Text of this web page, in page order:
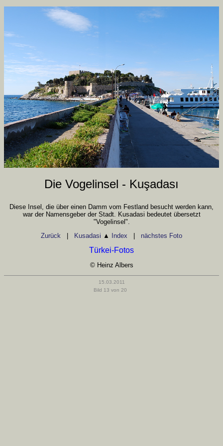
Die Vogelinsel - Kuşadası
Diese Insel, die über einen Damm vom Festland besucht werden kann,
war der Namensgeber der Stadt. Kusadasi bedeutet übersetzt
"Vogelinsel".
Zurück
Kusadasi ▲ Index nächstes Foto
Türkei-Fotos
© Heinz Albers
15.03.2011
Bild 13 von 20